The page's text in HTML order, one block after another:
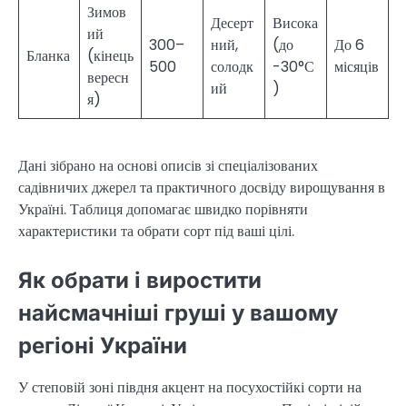
Бланка
Зимов
ий
(кінець
вересн
я)
300–
500
Десерт
ний,
солодк
ий
Висока
(до
-30°С
)
До 6
місяців
Дані зібрано на основі описів зі спеціалізованих
садівничих джерел та практичного досвіду вирощування в
Україні. Таблиця допомагає швидко порівняти
характеристики та обрати сорт під ваші цілі.
Як обрати і виростити
найсмачніші груші у вашому
регіоні України
У степовій зоні півдня акцент на посухостійкі сорти на